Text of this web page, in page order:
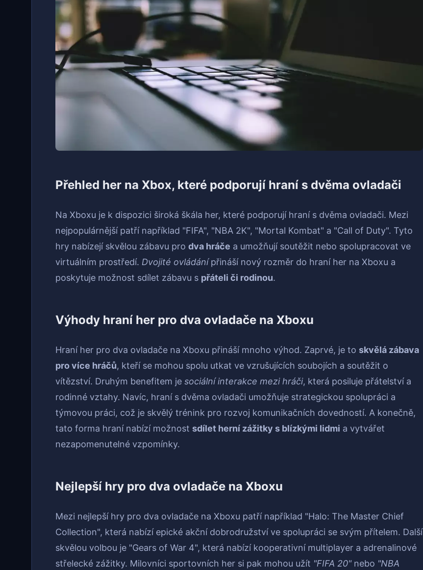
Přehled her na Xbox, které podporují hraní s dvěma ovladači
Na Xboxu je k dispozici široká škála her, které podporují hraní s dvěma ovladači. Mezi
nejpopulárnější patří například "FIFA", "NBA 2K", "Mortal Kombat" a "Call of Duty". Tyto
hry nabízejí skvělou zábavu pro dva hráče a umožňují soutěžit nebo spolupracovat ve
virtuálním prostředí. Dvojité ovládánípřináší nový rozměr do hraní her na Xboxu a
poskytuje možnost sdílet zábavu s přáteli či rodinou.
Výhody hraní her pro dva ovladače na Xboxu
Hraní her pro dva ovladače na Xboxu přináší mnoho výhod. Zaprvé, je to skvělá zábava
pro více hráčů, kteří se mohou spolu utkat ve vzrušujících soubojích a soutěžit o
vítězství. Druhým benefitem je sociální interakce mezi hráči, která posiluje přátelství a
rodinné vztahy. Navíc, hraní s dvěma ovladači umožňuje strategickou spolupráci a
týmovou práci, což je skvělý trénink pro rozvoj komunikačních dovedností. A konečně,
tato forma hraní nabízí možnost sdílet herní zážitky s blízkými lidmi a vytvářet
nezapomenutelné vzpomínky.
Nejlepší hry pro dva ovladače na Xboxu
Mezi nejlepší hry pro dva ovladače na Xboxu patří například "Halo: The Master Chief
Collection", která nabízí epické akční dobrodružství ve spolupráci se svým přítelem. Další
skvělou volbou je "Gears of War 4", která nabízí kooperativní multiplayer a adrenalinové
střelecké zážitky. Milovníci sportovních her si pak mohou užít "FIFA 20"nebo "NBA